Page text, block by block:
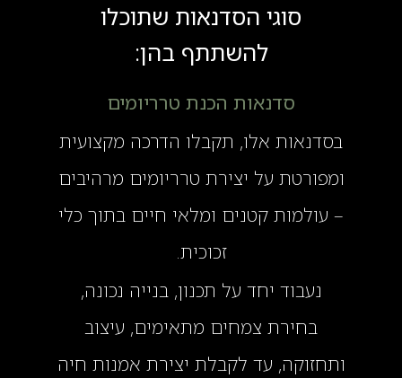
סוגי הסדנאות שתוכלו
להשתתף בהן:
סדנאות הכנת טרריומים
בסדנאות אלו, תקבלו הדרכה מקצועית
ומפורטת על יצירת טרריומים מרהיבים
– עולמות קטנים ומלאי חיים בתוך כלי
זכוכית.
נעבוד יחד על תכנון, בנייה נכונה,
בחירת צמחים מתאימים, עיצוב
ותחזוקה, עד לקבלת יצירת אמנות חיה